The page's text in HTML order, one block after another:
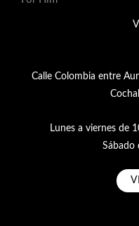
Calle Colombia entre
Lunes a viernes de
Sábado